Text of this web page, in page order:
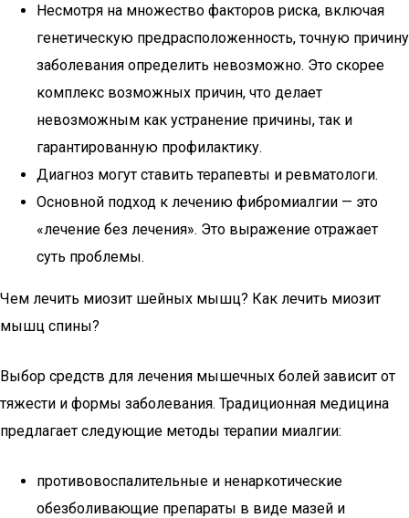
Несмотря на множество факторов риска, включая
генетическую предрасположенность, точную причину
заболевания определить невозможно. Это скорее
комплекс возможных причин, что делает
невозможным как устранение причины, так и
гарантированную профилактику.
Диагноз могут ставить терапевты и ревматологи.
Основной подход к лечению фибромиалгии — это
«лечение без лечения». Это выражение отражает
суть проблемы.
Чем лечить миозит шейных мышц? Как лечить миозит
мышц спины?
Выбор средств для лечения мышечных болей зависит от
тяжести и формы заболевания. Традиционная медицина
предлагает следующие методы терапии миалгии:
противовоспалительные и ненаркотические
обезболивающие препараты в виде мазей и